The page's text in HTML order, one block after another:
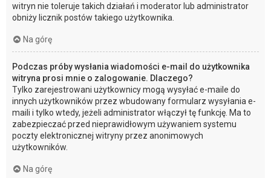
witryn nie toleruje takich działań i moderator lub administrator
obniży licznik postów takiego użytkownika.
Na górę
Podczas próby wysłania wiadomości e-mail do użytkownika
witryna prosi mnie o zalogowanie. Dlaczego?
Tylko zarejestrowani użytkownicy mogą wysyłać e-maile do
innych użytkowników przez wbudowany formularz wysyłania e-
maili i tylko wtedy, jeżeli administrator włączył tę funkcję. Ma to
zabezpieczać przed nieprawidłowym używaniem systemu
poczty elektronicznej witryny przez anonimowych
użytkowników.
Na górę